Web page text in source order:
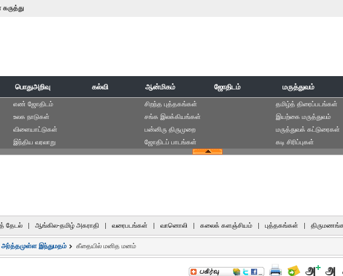
பொதுஅறிவு கல்வி ஆன்மிகம் ஜோதிடம் மருத்துவம்
எ‌ண் ஜோ‌திட‌ம்
உலக நாடுகள்
விளையாட்டுகள்
இந்திய வரலாறு
சிறந்த புத்தகங்கள்
சங்க இலக்கியங்கள்
பன்னிரு திருமுறை
ஜோதிடப் பாடங்கள்
தமிழ்த் திரைப்படங்கள்
இயற்கை மருத்துவம்
மருத்துவக் கட்டுரைகள்
கடி சிரிப்புகள்
தேடல் | ஆங்கில-தமிழ் அகராதி | வரைபடங்கள் | வானொலி | கலைக் களஞ்சியம் | புத்தகங்கள் |
அர்த்தமுள்ள இந்துமதம் கீதையில் மனித மனம்